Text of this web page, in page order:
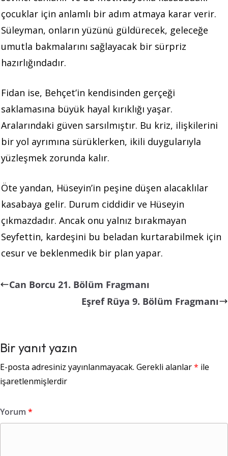
çocuklar için anlamlı bir adım atmaya karar verir.
Süleyman, onların yüzünü güldürecek, geleceğe
umutla bakmalarını sağlayacak bir sürpriz
hazırlığındadır.
Fidan ise, Behçet’in kendisinden gerçeği
saklamasına büyük hayal kırıklığı yaşar.
Aralarındaki güven sarsılmıştır. Bu kriz, ilişkilerini
bir yol ayrımına sürüklerken, ikili duygularıyla
yüzleşmek zorunda kalır.
Öte yandan, Hüseyin’in peşine düşen alacaklılar
kasabaya gelir. Durum ciddidir ve Hüseyin
çıkmazdadır. Ancak onu yalnız bırakmayan
Seyfettin, kardeşini bu beladan kurtarabilmek için
cesur ve beklenmedik bir plan yapar.
Can Borcu 21. Bölüm Fragmanı
Eşref Rüya 9. Bölüm Fragmanı
Bir yanıt yazın
E-posta adresiniz yayınlanmayacak. Gerekli alanlar* ile
işaretlenmişlerdir
Yorum *